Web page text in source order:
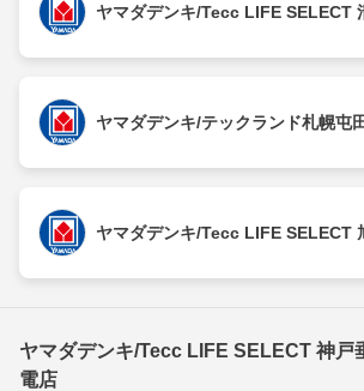
ヤマダデンキ/Tecc LIFE SELECT
ヤマダデンキ/テックランド札幌屯
ヤマダデンキ/Tecc LIFE SELECT
ヤマダデンキ/Tecc LIFE SELECT 神戸
電店